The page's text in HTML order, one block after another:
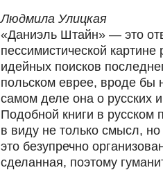
Людмила Улицкая
«Даниэль Штайн» — это
пессимистической картине
идейных поисков
польском еврее, вроде бы
самом деле она о русских
Подобной книги в русском
в виду не только смысл,
это безупречно
сделанная, поэтому